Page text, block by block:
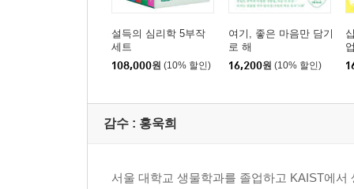
설득의 심리학 5부작
세트
108,000원 (10% 할인)
여기, 좋은 마음만 담기
로 해
16,200원 (10% 할인)
감수 : 홍욱희
서울 대학교 생물학과를 졸업하고 KAIST에